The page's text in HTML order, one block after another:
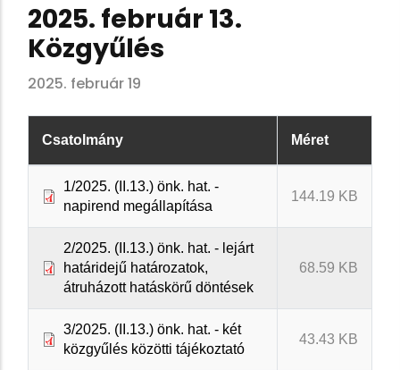
2025. február 13.
Közgyűlés
2025. február 19
Csatolmány Méret
1/2025. (II.13.) önk. hat. -
napirend megállapítása
144.19 KB
2/2025. (II.13.) önk. hat. - lejárt
határidejű határozatok,
átruházott hatáskörű döntések
68.59 KB
3/2025. (II.13.) önk. hat. - két
közgyűlés közötti tájékoztató
43.43 KB